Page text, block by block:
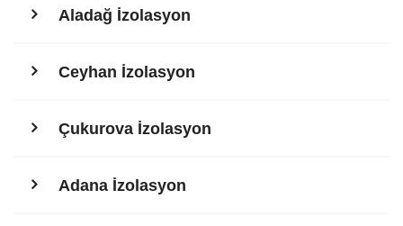
Aladağ İzolasyon
Ceyhan İzolasyon
Çukurova İzolasyon
Adana İzolasyon